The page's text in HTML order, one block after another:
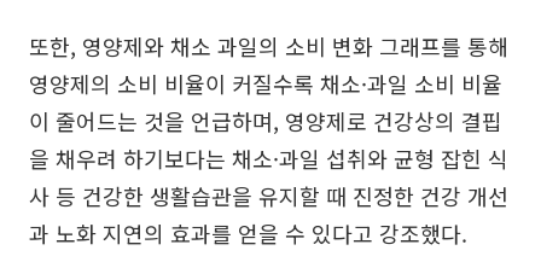
또한, 영양제와 채소 과일의 소비 변화 그래프를 통해
영양제의 소비 비율이 커질수록 채소·과일 소비 비율
이 줄어드는 것을 언급하며, 영양제로 건강상의 결핍
을 채우려 하기보다는 채소·과일 섭취와 균형 잡힌 식
사 등 건강한 생활습관을 유지할 때 진정한 건강 개선
과 노화 지연의 효과를 얻을 수 있다고 강조했다.